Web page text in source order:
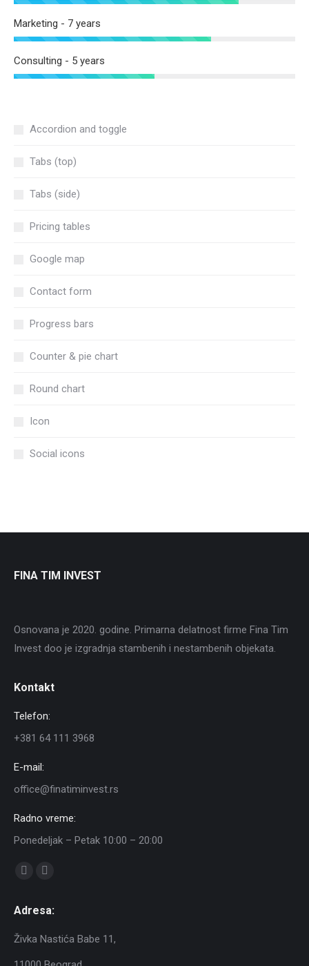
Marketing - 7 years
Consulting - 5 years
Accordion and toggle
Tabs (top)
Tabs (side)
Pricing tables
Google map
Contact form
Progress bars
Counter & pie chart
Round chart
Icon
Social icons
FINA TIM INVEST
Osnovana je 2020. godine. Primarna delatnost firme Fina Tim
Invest doo je izgradnja stambenih i nestambenih objekata.
Kontakt
Telefon:
+381 64 111 3968
E-mail:
office@finatiminvest.rs
Radno vreme:
Ponedeljak – Petak 10:00 – 20:00
Find us on:
opens
in
opens
in
Adresa:
Živka Nastića Babe 11,